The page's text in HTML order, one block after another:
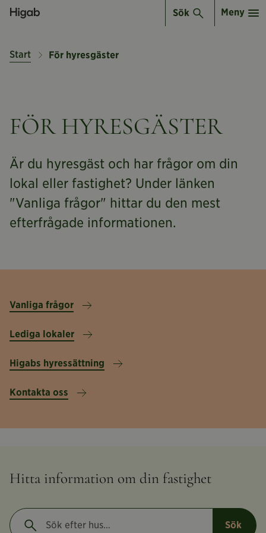
Sök Meny
Start För hyresgäster
FÖR HYRESGÄSTER
Är du hyresgäst och har frågor om din
lokal eller fastighet? Under länken
"Vanliga frågor" hittar du den mest
efterfrågade informationen.
Vanliga frågor
Lediga lokaler
Higabs hyressättning
Kontakta oss
Hitta information om din fastighet
Sök
efter
Gå
Sök